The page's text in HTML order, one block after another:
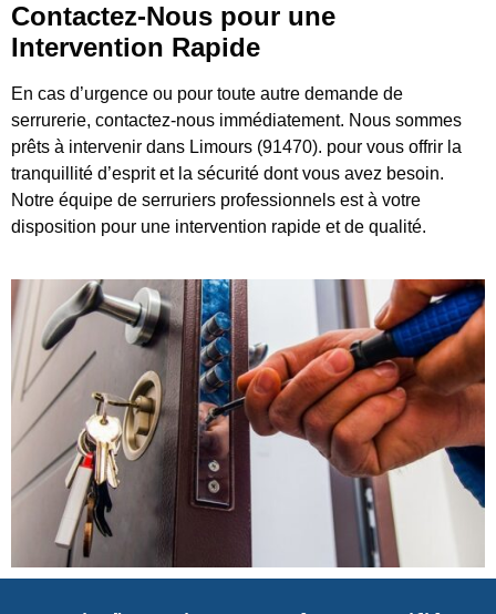
Contactez-Nous pour une
Intervention Rapide
En cas d’urgence ou pour toute autre demande de
serrurerie, contactez-nous immédiatement. Nous sommes
prêts à intervenir dans Limours (91470). pour vous offrir la
tranquillité d’esprit et la sécurité dont vous avez besoin.
Notre équipe de serruriers professionnels est à votre
disposition pour une intervention rapide et de qualité.